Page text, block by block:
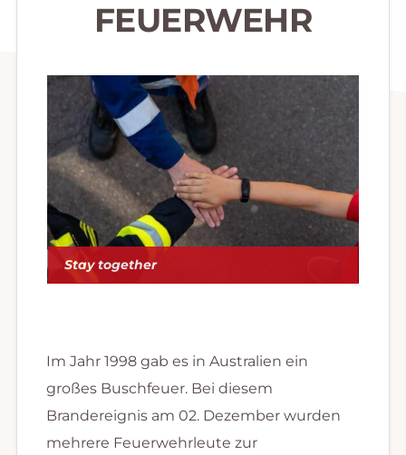
FEUERWEHR
Stay together
Im Jahr 1998 gab es in Australien ein
großes Buschfeuer. Bei diesem
Brandereignis am 02. Dezember wurden
mehrere Feuerwehrleute zur